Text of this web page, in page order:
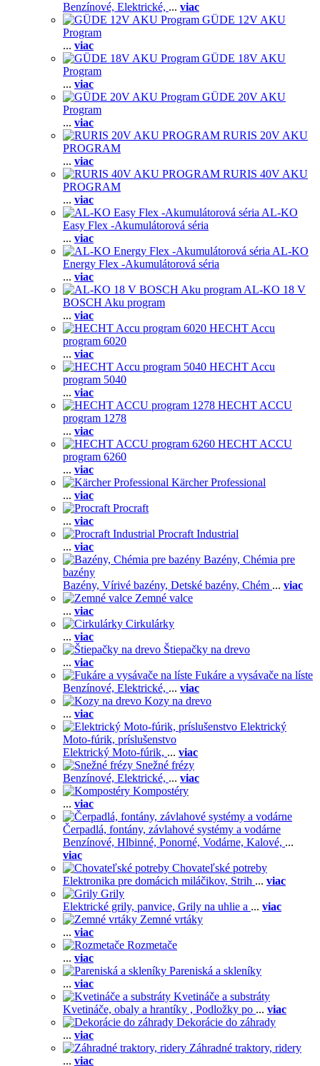
Benzínové, Elektrické, ... viac
GÜDE 12V AKU
Program
... viac
GÜDE 18V AKU
Program
... viac
GÜDE 20V AKU
Program
... viac
RURIS 20V AKU
PROGRAM
... viac
RURIS 40V AKU
PROGRAM
... viac
AL-KO
Easy Flex -Akumulátorová séria
... viac
AL-KO
Energy Flex -Akumulátorová séria
... viac
AL-KO 18 V
BOSCH Aku program
... viac
HECHT Accu
program 6020
... viac
HECHT Accu
program 5040
... viac
HECHT ACCU
program 1278
... viac
HECHT ACCU
program 6260
... viac
Kärcher Professional
... viac
Procraft
... viac
Procraft Industrial
... viac
Bazény, Chémia pre
bazény
Bazény, Vírivé bazény, Detské bazény, Chém ... viac
Zemné valce
... viac
Cirkulárky
... viac
Štiepačky na drevo
... viac
Fukáre a vysávače na líste
Benzínové, Elektrické, ... viac
Kozy na drevo
... viac
Elektrický
Moto-fúrik, príslušenstvo
Elektrický Moto-fúrik, ... viac
Snežné frézy
Benzínové, Elektrické, ... viac
Kompostéry
... viac
Čerpadlá, fontány, závlahové systémy a vodárne
Benzínové, Hlbinné, Ponorné, Vodárne, Kalové, ...
viac
Chovateľské potreby
Elektronika pre domácich miláčikov, Strih ... viac
Grily
Elektrické grily, panvice, Grily na uhlie a ... viac
Zemné vrtáky
... viac
Rozmetače
... viac
Pareniská a skleníky
... viac
Kvetináče a substráty
Kvetináče, obaly a hrantíky , Podložky po ... viac
Dekorácie do záhrady
... viac
Záhradné traktory, ridery
... viac